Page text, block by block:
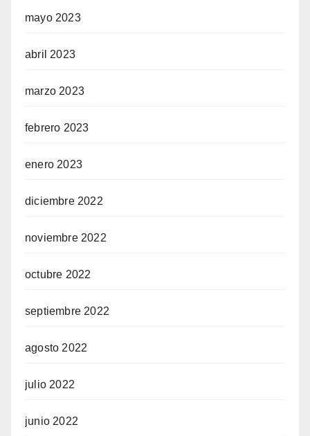
mayo 2023
abril 2023
marzo 2023
febrero 2023
enero 2023
diciembre 2022
noviembre 2022
octubre 2022
septiembre 2022
agosto 2022
julio 2022
junio 2022